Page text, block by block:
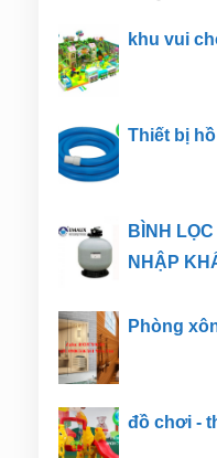
khu vui
Thiết bị
BÌNH
NHẬP
Phòng
đồ chơi -